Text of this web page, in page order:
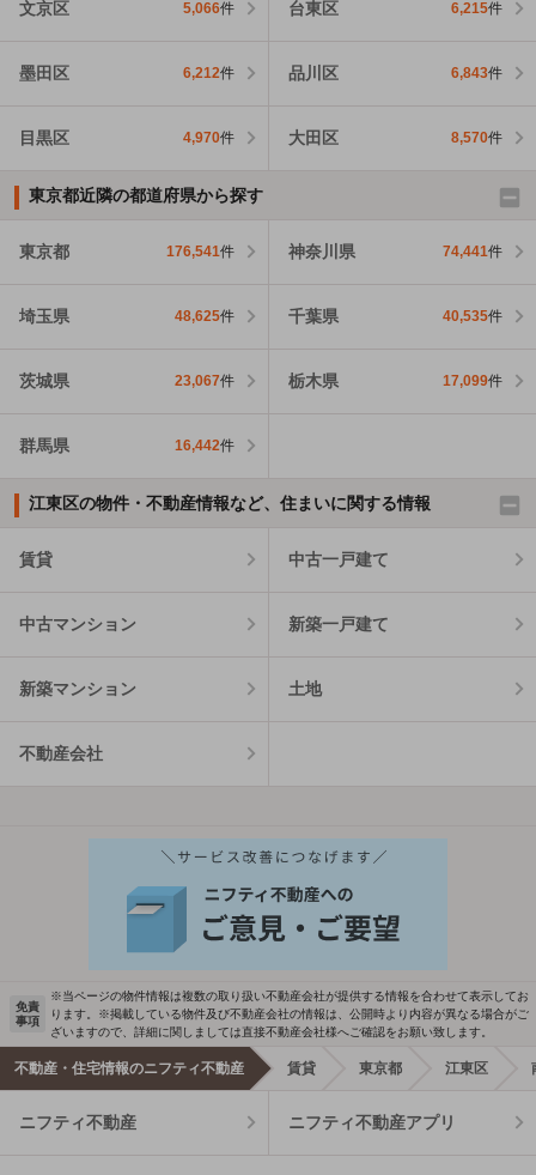
文京区 5,066件 台東区 6,215件
墨田区 6,212件 品川区 6,843件
目黒区 4,970件 大田区 8,570件
東京都近隣の都道府県から探す
東京都 176,541件 神奈川県 74,441件
埼玉県 48,625件 千葉県 40,535件
茨城県 23,067件 栃木県 17,099件
群馬県 16,442件
江東区の物件・不動産情報など、住まいに関する情報
賃貸 中古一戸建て
中古マンション 新築一戸建て
新築マンション 土地
不動産会社
免責
事項
※当ページの物件情報は複数の取り扱い不動産会社が提供する情報を合わせて表示してお
ります。※掲載している物件及び不動産会社の情報は、公開時より内容が異なる場合がご
ざいますので、詳細に関しましては直接不動産会社様へご確認をお願い致します。
不動産・住宅情報のニフティ不動産 賃貸 東京都 江東区
ニフティ不動産 ニフティ不動産アプリ